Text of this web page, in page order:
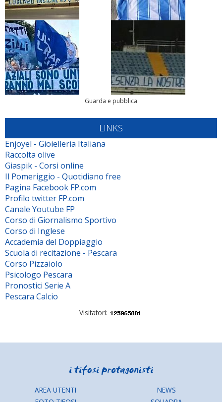
Guarda e pubblica
LINKS
Enjoyel - Gioielleria Italiana
Raccolta olive
Giaspik - Corsi online
Il Pomeriggio - Quotidiano free
Pagina Facebook FP.com
Profilo twitter FP.com
Canale Youtube FP
Corso di Giornalismo Sportivo
Corso di Inglese
Accademia del Doppiaggio
Scuola di recitazione - Pescara
Corso Pizzaiolo
Psicologo Pescara
Pronostici Serie A
Pescara Calcio
Visitatori:
AREA UTENTI
NEWS